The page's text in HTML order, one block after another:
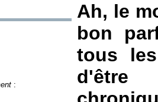
:
Ah, le
bon
tous
d'être